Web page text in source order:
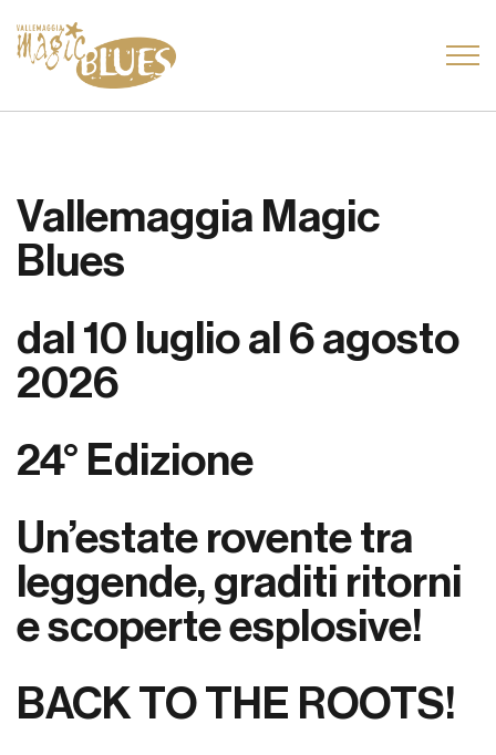
Vallemaggia Magic
Blues
dal 10 luglio al 6 agosto
2026
24° Edizione
Un’estate rovente tra
leggende, graditi ritorni
e scoperte esplosive!
BACK TO THE ROOTS!